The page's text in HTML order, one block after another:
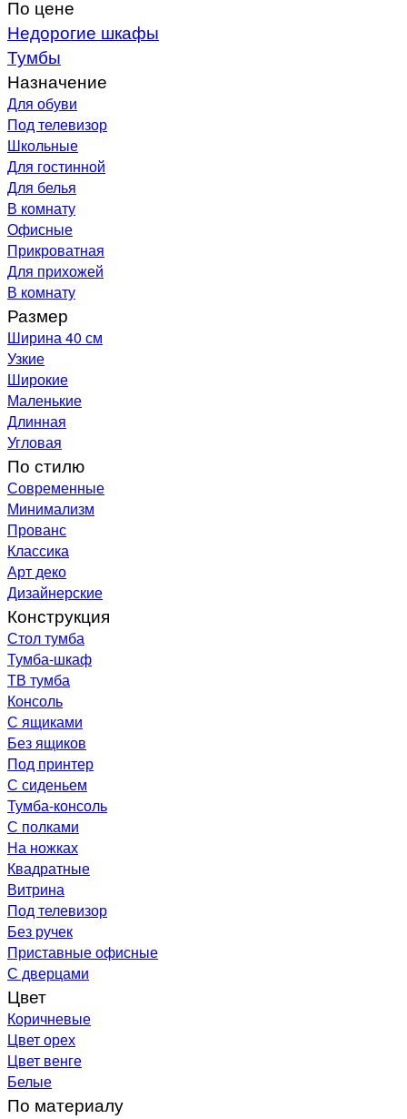
По цене
Недорогие шкафы
Тумбы
Назначение
Для обуви
Под телевизор
Школьные
Для гостинной
Для белья
В комнату
Офисные
Прикроватная
Для прихожей
В комнату
Размер
Ширина 40 см
Узкие
Широкие
Маленькие
Длинная
Угловая
По стилю
Современные
Минимализм
Прованс
Классика
Арт деко
Дизайнерские
Конструкция
Стол тумба
Тумба-шкаф
ТВ тумба
Консоль
С ящиками
Без ящиков
Под принтер
С сиденьем
Тумба-консоль
С полками
На ножках
Квадратные
Витрина
Под телевизор
Без ручек
Приставные офисные
С дверцами
Цвет
Коричневые
Цвет орех
Цвет венге
Белые
По материалу